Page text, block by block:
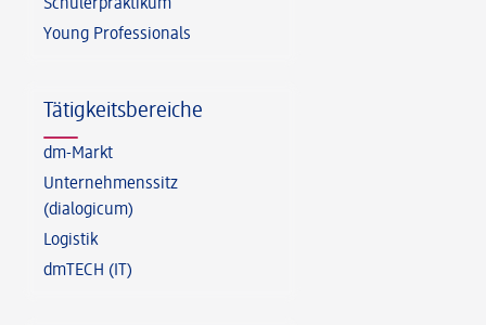
Schülerpraktikum
Young Professionals
Tätigkeitsbereiche
dm-Markt
Unternehmenssitz
(dialogicum)
Logistik
dmTECH (IT)